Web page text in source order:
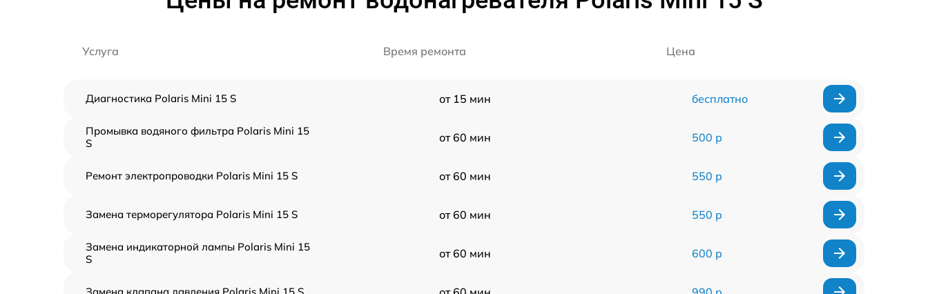
Услуга Время ремонта Цена
Диагностика Polaris Mini 15 S от 15 мин бесплатно
Промывка водяного фильтра Polaris Mini 15
S
от 60 мин 500 р
Ремонт электропроводки Polaris Mini 15 S от 60 мин 550 р
Замена терморегулятора Polaris Mini 15 S от 60 мин 550 р
Замена индикаторной лампы Polaris Mini 15
S
от 60 мин 600 р